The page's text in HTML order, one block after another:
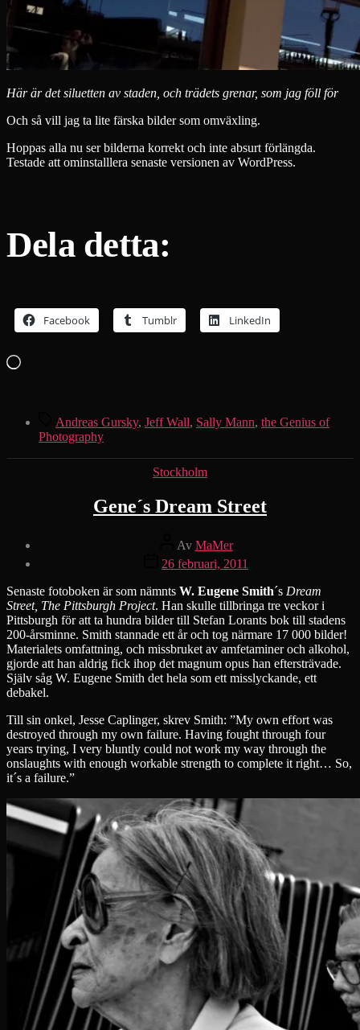
Här är det siluetten av staden, och trädets grenar, som jag föll för
Och så vill jag ta lite färska bilder som omväxling.
Hoppas alla nu ser bilderna korrekt och inte absurt förlängda.
Testade att ominstalllera senaste versionen av WordPress.
Dela detta:
Facebook Tumblr LinkedIn
Laddar
Etiketter
Andreas Gursky, Jeff Wall, Sally Mann, the Genius of
Photography
Kategorier
Stockholm
Gene´s Dream Street
Inläggsförfattare
Av MaMer
Inläggsdatum
26 februari, 2011
Senaste fotoboken är som nämnts W. Eugene Smith´s Dream
Street, The Pittsburgh Project. Han skulle tillbringa tre veckor i
Pittsburgh för att ta hundra bilder till Stefan Lorants bok till stadens
200-årsminne. Smith stannade ett år och tog närmare 17 000 bilder!
Materialets omfattning, och missbruket av amfetaminer och alkohol,
gjorde att han aldrig fick ihop det magnum opus han eftersträvade.
Själv såg W. Eugene Smith det hela som ett misslyckande, ett
debakel.
Till sin onkel, Jesse Caplinger, skrev Smith: ”My own effort was
destroyed through my own failure. Having fought through four
years trying, I very bluntly could not work my way through the
onslaughts with enough workable strength to complete it right… So,
it´s a failure.”